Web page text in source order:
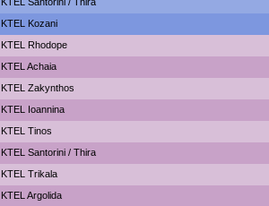
ΚΤΕL Kozani
KTEL Rhodope
KTEL Achaia
KTEL Zakynthos
KTEL Ioannina
KTEL Tinos
KTEL Santorini / Thira
ΚΤΕL Τrikala
KTEL Argolida